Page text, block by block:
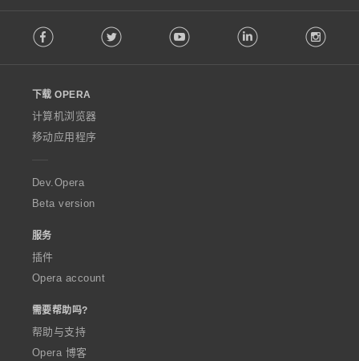
o
w
O
p
e
a
Facebook Twitter Youtube LinkedIn
下载 OPERA
计算机浏览器
移动应用程序
Dev.Opera
Beta version
服务
插件
Opera account
需要帮助吗?
帮助与支持
Opera 博客